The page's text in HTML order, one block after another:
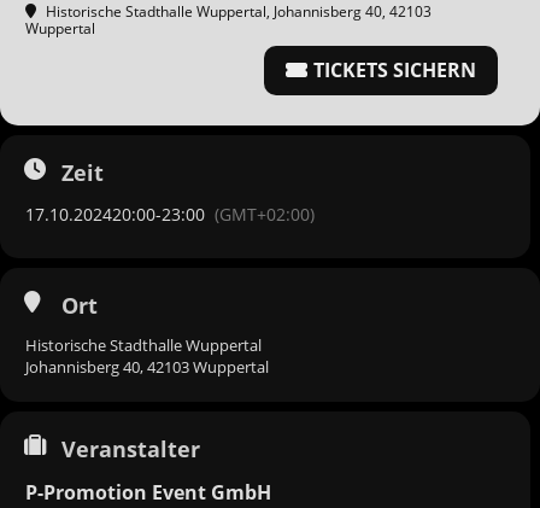
Historische Stadthalle Wuppertal, Johannisberg 40, 42103
Wuppertal
TICKETS SICHERN
Zeit
17.10.202420:00-23:00 (GMT+02:00)
Ort
Historische Stadthalle Wuppertal
Johannisberg 40, 42103 Wuppertal
Veranstalter
P-Promotion Event GmbH